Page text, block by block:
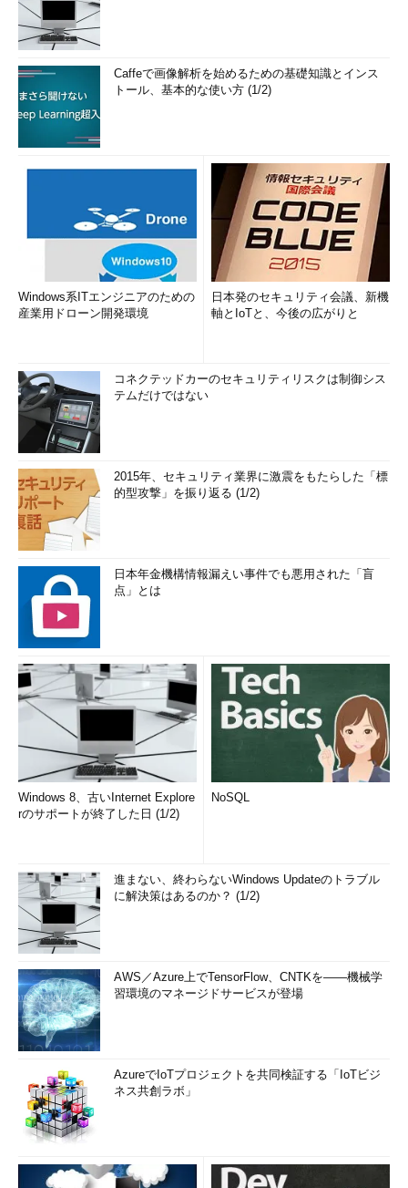
Caffeで画像解析を始めるための基礎知識とインス
トール、基本的な使い方 (1/2)
Windows系ITエンジニアのための
産業用ドローン開発環境
日本発のセキュリティ会議、新機
軸とIoTと、今後の広がりと
コネクテッドカーのセキュリティリスクは制御シス
テムだけではない
2015年、セキュリティ業界に激震をもたらした「標
的型攻撃」を振り返る (1/2)
日本年金機構情報漏えい事件でも悪用された「盲
点」とは
Windows 8、古いInternet Explore
rのサポートが終了した日 (1/2)
NoSQL
進まない、終わらないWindows Updateのトラブル
に解決策はあるのか？ (1/2)
AWS／Azure上でTensorFlow、CNTKを――機械学
習環境のマネージドサービスが登場
AzureでIoTプロジェクトを共同検証する「IoTビジ
ネス共創ラボ」